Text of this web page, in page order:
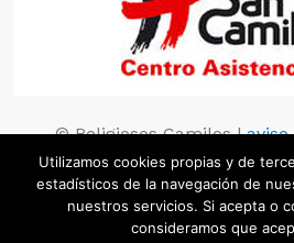
© Religiosos Camilos |aviso
privacidad| política
Utilizamos cookies propias y de
estadísticos de la navegación de
nuestros servicios. Si acepta o
consideramos que